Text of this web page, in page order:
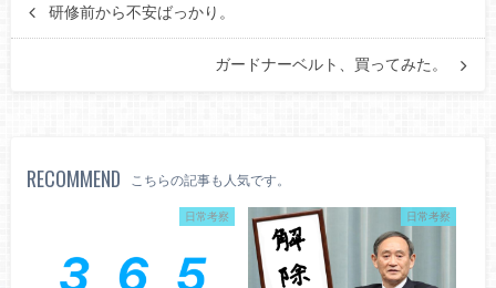
研修前から不安ばっかり。
ガードナーベルト、買ってみた。
RECOMMEND こちらの記事も人気です。
日常考察 日常考察